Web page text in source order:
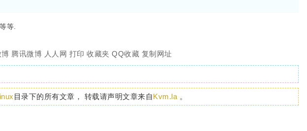
等.
腾讯微博 人人网 打印 收藏夹 QQ收藏 复制网址
目录下的所有文章， 转载请声明文章来自Kvm.la 。